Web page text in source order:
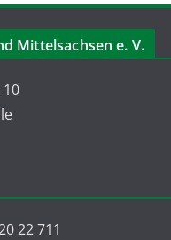
Mittelsachsen e. V.
22 711